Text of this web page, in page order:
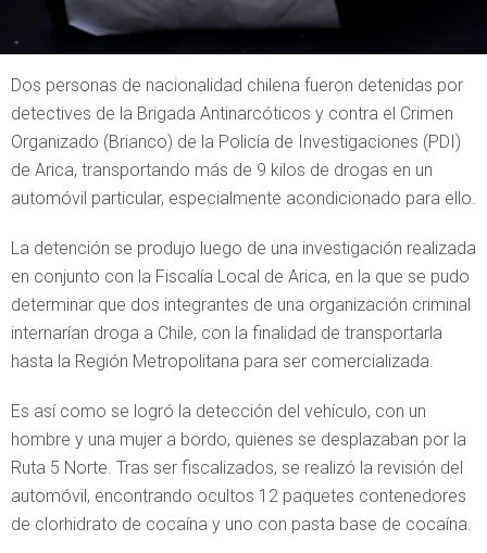
Dos personas de nacionalidad chilena fueron detenidas por
detectives de la Brigada Antinarcóticos y contra el Crimen
Organizado (Brianco) de la Policía de Investigaciones (PDI)
de Arica, transportando más de 9 kilos de drogas en un
automóvil particular, especialmente acondicionado para ello.
La detención se produjo luego de una investigación realizada
en conjunto con la Fiscalía Local de Arica, en la que se pudo
determinar que dos integrantes de una organización criminal
internarían droga a Chile, con la finalidad de transportarla
hasta la Región Metropolitana para ser comercializada.
Es así como se logró la detección del vehículo, con un
hombre y una mujer a bordo, quienes se desplazaban por la
Ruta 5 Norte. Tras ser fiscalizados, se realizó la revisión del
automóvil, encontrando ocultos 12 paquetes contenedores
de clorhidrato de cocaína y uno con pasta base de cocaína.